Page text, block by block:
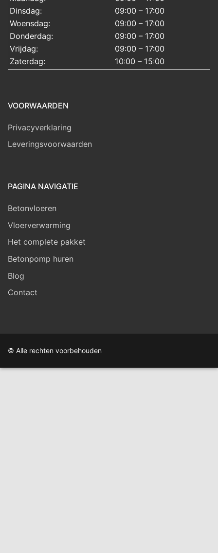
Dinsdag:
Woensdag:
Donderdag:
Vrijdag:
Zaterdag:
09:00 – 17:00
09:00 – 17:00
09:00 – 17:00
09:00 – 17:00
10:00 – 15:00
VOORWAARDEN
Privacyverklaring
Leveringsvoorwaarden
PAGINA NAVIGATIE
Betonvloeren
Vloerverwarming
Het complete pakket
Betonpomp huren
Blog
Contact
© Alle rechten voorbehouden